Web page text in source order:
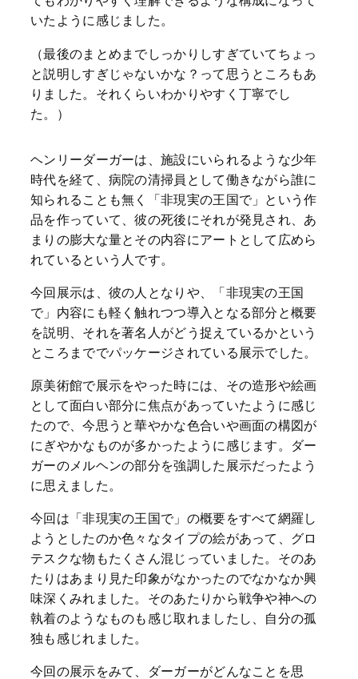
いたように感じました。
（最後のまとめまでしっかりしすぎていてちょっ
と説明しすぎじゃないかな？って思うところもあ
りました。それくらいわかりやすく丁寧でし
た。）
ヘンリーダーガーは、施設にいられるような少年
時代を経て、病院の清掃員として働きながら誰に
知られることも無く「非現実の王国で」という作
品を作っていて、彼の死後にそれが発見され、あ
まりの膨大な量とその内容にアートとして広めら
れているという人です。
今回展示は、彼の人となりや、「非現実の王国
で」内容にも軽く触れつつ導入となる部分と概要
を説明、それを著名人がどう捉えているかという
ところまででパッケージされている展示でした。
原美術館で展示をやった時には、その造形や絵画
として面白い部分に焦点があっていたように感じ
たので、今思うと華やかな色合いや画面の構図が
にぎやかなものが多かったように感じます。ダー
ガーのメルヘンの部分を強調した展示だったよう
に思えました。
今回は「非現実の王国で」の概要をすべて網羅し
ようとしたのか色々なタイプの絵があって、グロ
テスクな物もたくさん混じっていました。そのあ
たりはあまり見た印象がなかったのでなかなか興
味深くみれました。そのあたりから戦争や神への
執着のようなものも感じ取れましたし、自分の孤
独も感じれました。
今回の展示をみて、ダーガーがどんなことを思